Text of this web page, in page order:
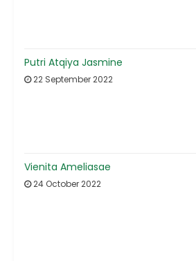
Putri Atqiya Jasmine
22 September 2022
Vienita Ameliasae
24 October 2022